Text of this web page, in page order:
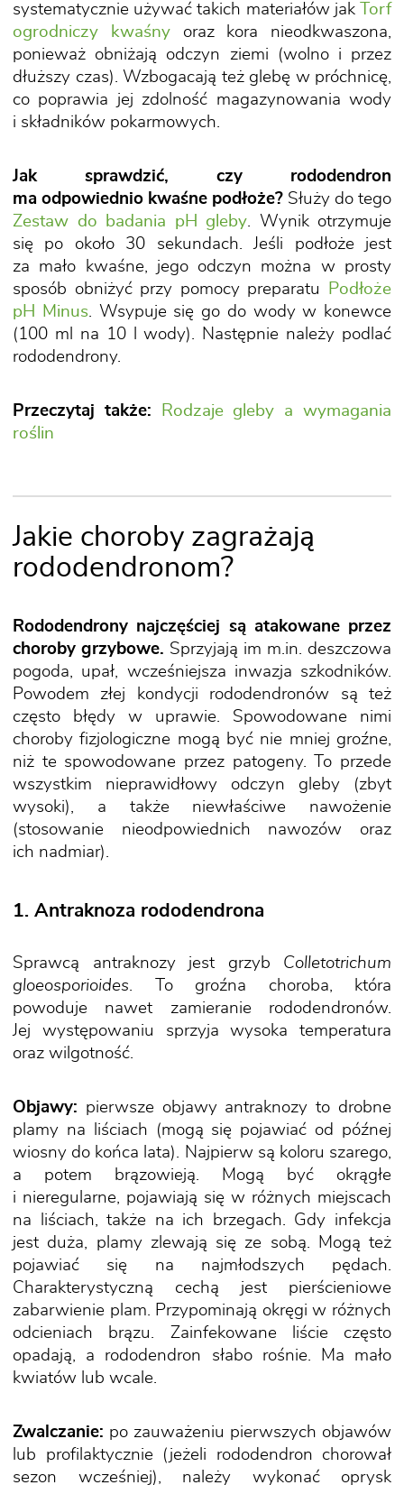
systematycznie używać takich materiałów jak
Torf
ogrodniczy kwaśnyoraz kora nieodkwaszona,
ponieważ obniżają odczyn ziemi (wolno i przez
dłuższy czas). Wzbogacają też glebę w próchnicę,
co poprawia jej zdolność magazynowania wody
i składników pokarmowych.
Jak sprawdzić, czy rododendron
ma odpowiednio kwaśne podłoże? Służy do tego
Zestaw do badania pH gleby. Wynik otrzymuje
się po około 30 sekundach. Jeśli podłoże jest
za mało kwaśne, jego odczyn można w prosty
sposób obniżyć przy pomocy preparatu
Podłoże
pH Minus. Wsypuje się go do wody w konewce
(100 ml na 10 l wody). Następnie należy podlać
rododendrony.
Przeczytaj także:
Rodzaje gleby a wymagania
roślin
Jakie choroby zagrażają
rododendronom?
Rododendrony najczęściej są atakowane przez
choroby grzybowe. Sprzyjają im m.in. deszczowa
pogoda, upał, wcześniejsza inwazja szkodników.
Powodem złej kondycji rododendronów są też
często błędy w uprawie. Spowodowane nimi
choroby fizjologiczne mogą być nie mniej groźne,
niż te spowodowane przez patogeny. To przede
wszystkim nieprawidłowy odczyn gleby (zbyt
wysoki), a także niewłaściwe nawożenie
(stosowanie nieodpowiednich nawozów oraz
ich nadmiar).
1. Antraknoza rododendrona
Sprawcą antraknozy jest grzyb Colletotrichum
gloeosporioides. To groźna choroba, która
powoduje nawet zamieranie rododendronów.
Jej występowaniu sprzyja wysoka temperatura
oraz wilgotność.
Objawy: pierwsze objawy antraknozy to drobne
plamy na liściach (mogą się pojawiać od późnej
wiosny do końca lata). Najpierw są koloru szarego,
a potem brązowieją. Mogą być okrągłe
i nieregularne, pojawiają się w różnych miejscach
na liściach, także na ich brzegach. Gdy infekcja
jest duża, plamy zlewają się ze sobą. Mogą też
pojawiać się na najmłodszych pędach.
Charakterystyczną cechą jest pierścieniowe
zabarwienie plam. Przypominają okręgi w różnych
odcieniach brązu. Zainfekowane liście często
opadają, a rododendron słabo rośnie. Ma mało
kwiatów lub wcale.
Zwalczanie: po zauważeniu pierwszych objawów
lub profilaktycznie (jeżeli rododendron chorował
sezon wcześniej), należy wykonać oprysk